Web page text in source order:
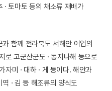
· 토마토 등의 채소류 재배가
함께 전라북도 서해안 어업의
로 고군산군도 · 동지나해 등으로
자미 · 대하 · 게 등이다. 해안과
· 김 등 해조류의 양식도